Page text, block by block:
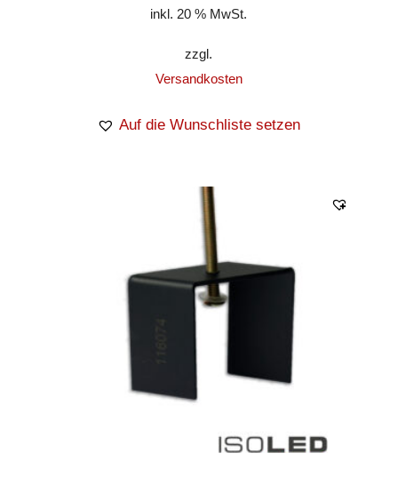
inkl. 20 % MwSt.
zzgl.
Versandkosten
Auf die Wunschliste setzen